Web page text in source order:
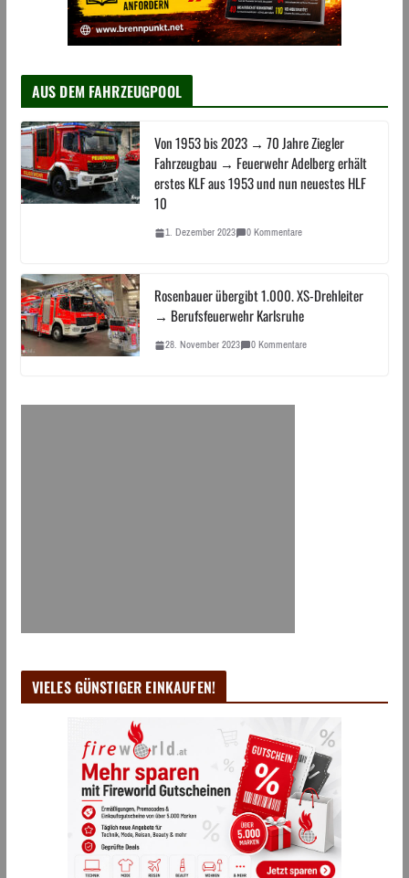
AUS DEM FAHRZEUGPOOL
Von 1953 bis 2023 → 70 Jahre Ziegler
Fahrzeugbau → Feuerwehr Adelberg erhält
erstes KLF aus 1953 und nun neuestes HLF
10
1. Dezember 2023 0 Kommentare
Rosenbauer übergibt 1.000. XS-Drehleiter
→ Berufsfeuerwehr Karlsruhe
28. November 2023 0 Kommentare
VIELES GÜNSTIGER EINKAUFEN!